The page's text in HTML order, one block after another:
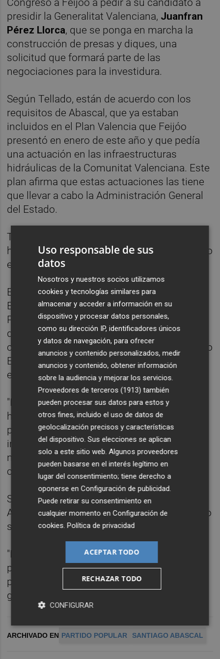
presidir la Generalitat Valenciana, Juanfran
Pérez Llorca, que se ponga en marcha la
construcción de presas y diques, una
solicitud que formará parte de las
negociaciones para la investidura.
Según Tellado, están de acuerdo con los
requisitos de Abascal, que ya estaban
incluidos en el Plan Valencia que Feijóo
presentó en enero de este año y que pedía
una actuación en las infraestructuras
hidráulicas de la Comunitat Valenciana. Este
plan afirma que estas actuaciones las tiene
que llevar a cabo la Administración General
del Estado.
Tellado ha criticado que el Gobierno no haya
hecho "absolutamente nada" en el último año
en la provincia de Valencia.
En una entrevista en Radio Nacional de
España, Tellado ha sido preguntado por si el
PP está en manos de Vox en Valencia,
después de que esta semana votaran en la
comisión de Medio Ambiente del Parlamento
Europeo contra la reducción de las
emisiones.
"Nosotros no estamos en manos de nadie",
ha destacado el secretario general del
partido, quien ha afirmado que no fue "una
imposición" de Vox ya que, de hecho, las
negociaciones todavía ni siquiera han
comenzado.
Solo se produjo una llamada inicial entre
Abascal y Feijóo, pero los equipos todavía no
se han puesto a negociar.
"El PP tiene criterio y tiene opinión y tiene
posiciones y nadie hace modificar esas
posiciones", ha destacado el secretario
general del PP.
ARCHIVADO EN PARTIDO POPULAR SANTIAGO ABASCAL
Uso responsable de sus
datos
Nosotros y nuestros socios utilizamos
cookies y tecnologías similares para
almacenar y acceder a información en su
dispositivo y procesar datos personales,
como su dirección IP, identificadores únicos
y datos de navegación, para ofrecer
anuncios y contenido personalizados, medir
anuncios y contenido, obtener información
sobre la audiencia y mejorar los servicios.
Proveedores de terceros (1913) también
pueden procesar sus datos para estos y
otros fines, incluido el uso de datos de
geolocalización precisos y características
del dispositivo. Sus elecciones se aplican
solo a este sitio web. Algunos proveedores
pueden basarse en el interés legítimo en
lugar del consentimiento; tiene derecho a
oponerse enConfiguración de publicidad
Puede retirar su consentimiento en
cualquier momento enConfiguración de
cookies .Política de privacidad
ACEPTAR TODO
RECHAZAR TODO
CONFIGURAR